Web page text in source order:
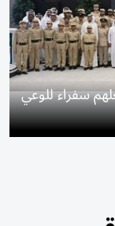
سفراء للوعي